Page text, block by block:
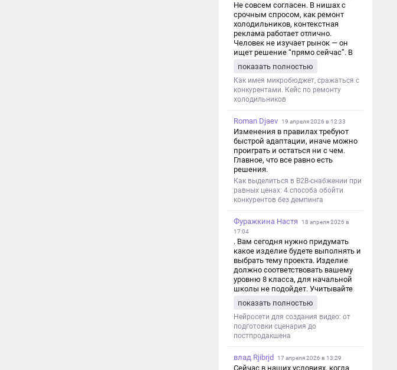
Не совсем согласен. В нишах с
срочным спросом, как ремонт
холодильников, контекстная
реклама работает отлично.
Человек не изучает рынок — он
ищет решение “прямо сейчас”. В
и ловит самый горячий трафик,
тогда как SEO в таких задачах
просто не успевает.
показать полностью
Как имея микробюджет, сражаться с
конкурентами. Кейс по ремонту
холодильников
Roman Djaev 19 апреля 2026 в 12:33
Изменения в правилах требуют
быстрой адаптации, иначе можно
проиграть и остаться ни с чем.
Главное, что все равно есть
решения.
Как выделиться в B2B-снабжении при
равных ценах: 4 способа обойти
конкурентов без демпинга
Фуражкина Настя
18 апреля 2026 в
17:04
. Вам сегодня нужно придумать
какое изделие будете выполнять и
выбрать тему проекта. Изделие
должно соответствовать вашему
уровню 8 класса, для начальной
школы не подойдет. Учитывайте
уровня работы. Структура проекта 1.
Титульный лист - Название школы.
- Тип работы: «Проектная работа». -
Тема проекта. - Кто выполнил:
должность учителя. - Город, год. 2.
Введение - Актуальность темы
показать полностью
Нейросети для создания видео: от
подготовки сценария до
постпродакшена
влад Rjibrjd 17 апреля 2026 в 13:29
Сейчас в наших условиях, когда